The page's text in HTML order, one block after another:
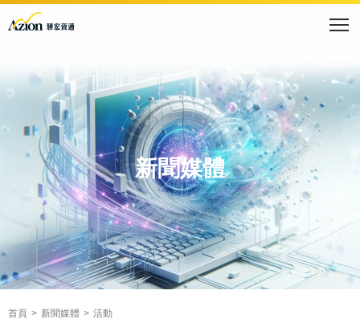
新聞媒體
首頁 新聞媒體 活動